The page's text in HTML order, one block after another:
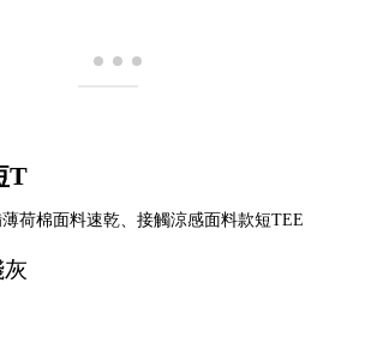
T
荷棉面料速乾、接觸涼感面料款短TEE